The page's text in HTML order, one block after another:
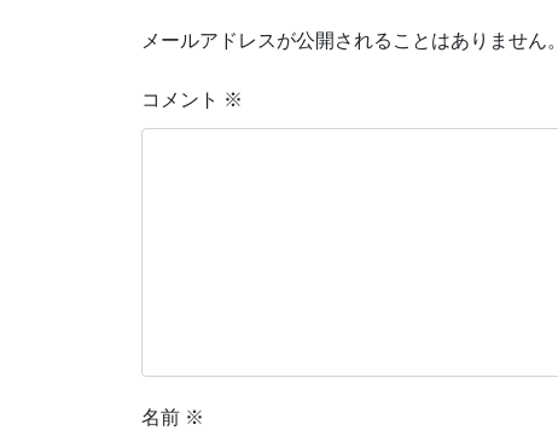
メールアドレスが公開されることはありません。
コメント ※
名前 ※